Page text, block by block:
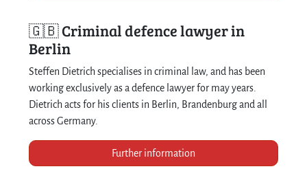
🇬🇧 Criminal defence lawyer in
Berlin
Steffen Dietrich specialises in criminal law, and has been
working exclusively as a defence lawyer for may years.
Dietrich acts for his clients in Berlin, Brandenburg and all
across Germany.
Further information